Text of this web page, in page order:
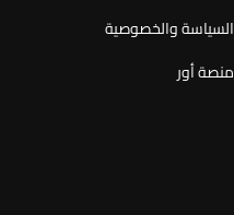
السياسة والخصوصية
منصة أور